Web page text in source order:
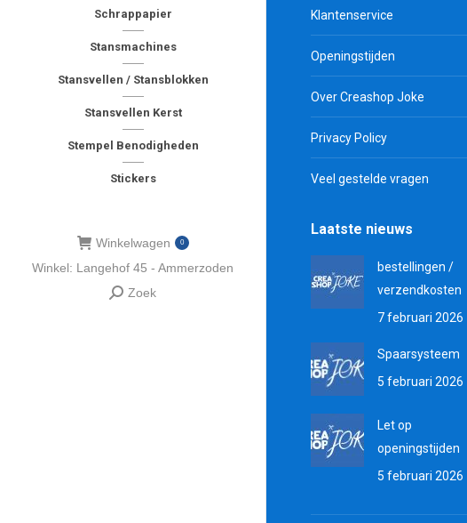
Schrappapier
Stansmachines
Stansvellen / Stansblokken
Stansvellen Kerst
Stempel Benodigheden
Stickers
Winkelwagen 0
Winkel: Langehof 45 - Ammerzoden
Zoeken:
Zoek
Klantenservice
Openingstijden
Over Creashop Joke
Privacy Policy
Veel gestelde vragen
Laatste nieuws
bestellingen /
verzendkosten
7 februari 2026
Spaarsysteem
5 februari 2026
Let op
openingstijden
5 februari 2026